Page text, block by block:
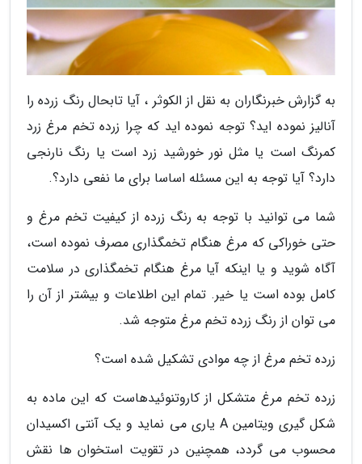
به گزارش خبرنگاران به نقل از الکوثر ، آیا تابحال رنگ زرده را
آنالیز نموده اید؟ توجه نموده اید که چرا زرده تخم مرغ زرد
کمرنگ است یا مثل نور خورشید زرد است یا رنگ نارنجی
دارد؟ آیا توجه به این مسئله اساسا برای ما نفعی دارد؟.
شما می توانید با توجه به رنگ زرده از کیفیت تخم مرغ و
حتی خوراکی که مرغ هنگام تخمگذاری مصرف نموده است،
آگاه شوید و یا اینکه آیا مرغ هنگام تخمگذاری در سلامت
کامل بوده است یا خیر. تمام این اطلاعات و بیشتر از آن را
می توان از رنگ زرده تخم مرغ متوجه شد.
زرده تخم مرغ از چه موادی تشکیل شده است؟
زرده تخم مرغ متشکل از کاروتنوئیدهاست که این ماده به
شکل گیری ویتامین A یاری می نماید و یک آنتی اکسیدان
محسوب می گردد، همچنین در تقویت استخوان ها نقش